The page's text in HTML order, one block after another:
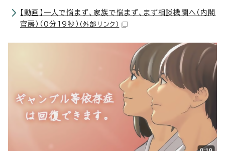
【動画】一人で悩まず、家族で悩まず、まず相談機関へ（内閣
官房）（0分19秒） （外部リンク）